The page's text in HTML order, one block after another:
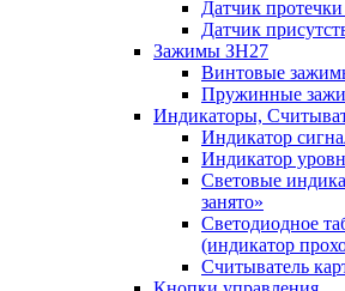
Датчик
Датчик
Зажимы ЗН27
Винтовые
Пружинные
Индикаторы,
Индикатор
Индикатор
Световые
занято»
Светодиодное
(индикатор
Считыватель